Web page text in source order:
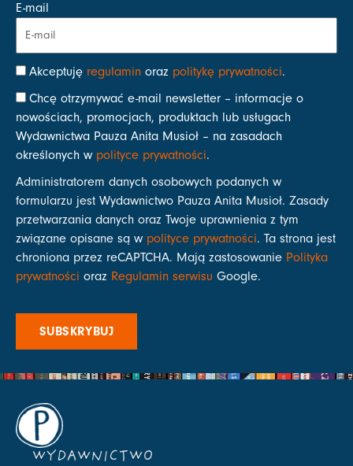
E-mail
Akceptuję regulamin oraz politykę prywatności.
Chcę otrzymywać e-mail newsletter – informacje o
nowościach, promocjach, produktach lub usługach
Wydawnictwa Pauza Anita Musioł – na zasadach
określonych w polityce prywatności.
Administratorem danych osobowych podanych w
formularzu jest Wydawnictwo Pauza Anita Musioł. Zasady
przetwarzania danych oraz Twoje uprawnienia z tym
związane opisane są w polityce prywatności. Ta strona jest
chroniona przez reCAPTCHA. Mają zastosowanie Polityka
prywatności oraz Regulamin serwisu Google.
SUBSKRYBUJ
WYDAWNICTWO